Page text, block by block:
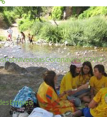
ConvivenciasCoronavirusCOVID-
Empleo